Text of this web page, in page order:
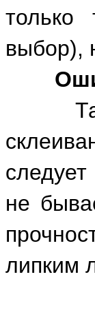
только
выбор),
Так
не
липким